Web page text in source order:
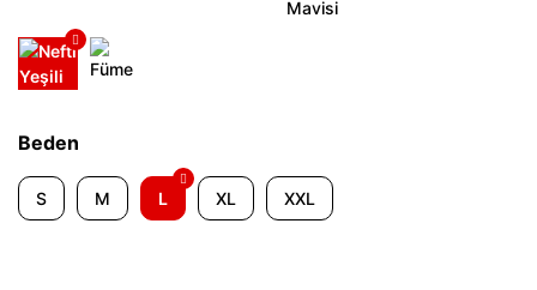
Beden
S M L XL XXL